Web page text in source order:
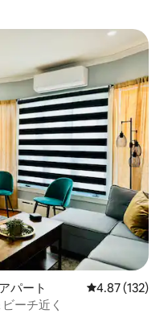
パート レビュー132
4.87 (132)
ーチ近く